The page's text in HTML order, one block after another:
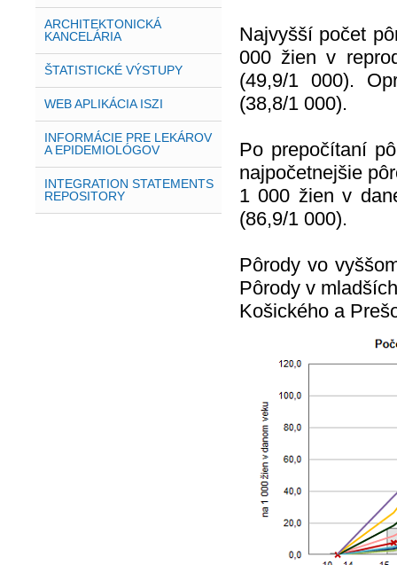
ARCHITEKTONICKÁ
KANCELÁRIA
ŠTATISTICKÉ VÝSTUPY
WEB APLIKÁCIA ISZI
INFORMÁCIE PRE LEKÁROV
A EPIDEMIOLÓGOV
INTEGRATION STATEMENTS
REPOSITORY
Najvyšší počet
000 žien v
(49,9/1 000).
(38,8/1 000).
Po prepočítaní
najpočetnejšie
1 000 žien v
(86,9/1 000).
Pôrody vo
Pôrody v
Košického a